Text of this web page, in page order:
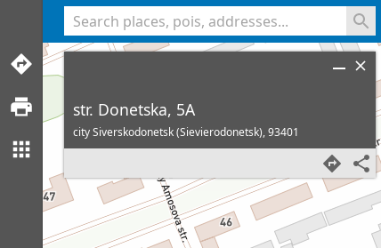
str. Donetska, 5A
city Siverskodonetsk (Sievierodonetsk),93401
<% console.log(hcard) %>